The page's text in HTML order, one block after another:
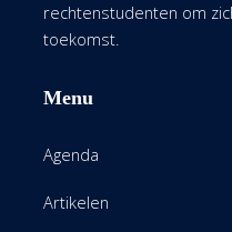
rechtenstudenten om
toekomst.
Menu
Agenda
Artikelen